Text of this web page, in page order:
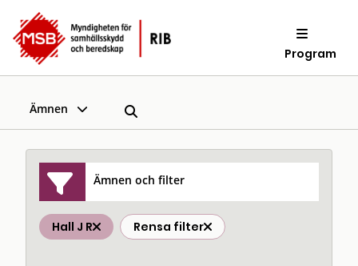
Program
Ämnen
Ämnen och filter
Hall J R Rensa filter